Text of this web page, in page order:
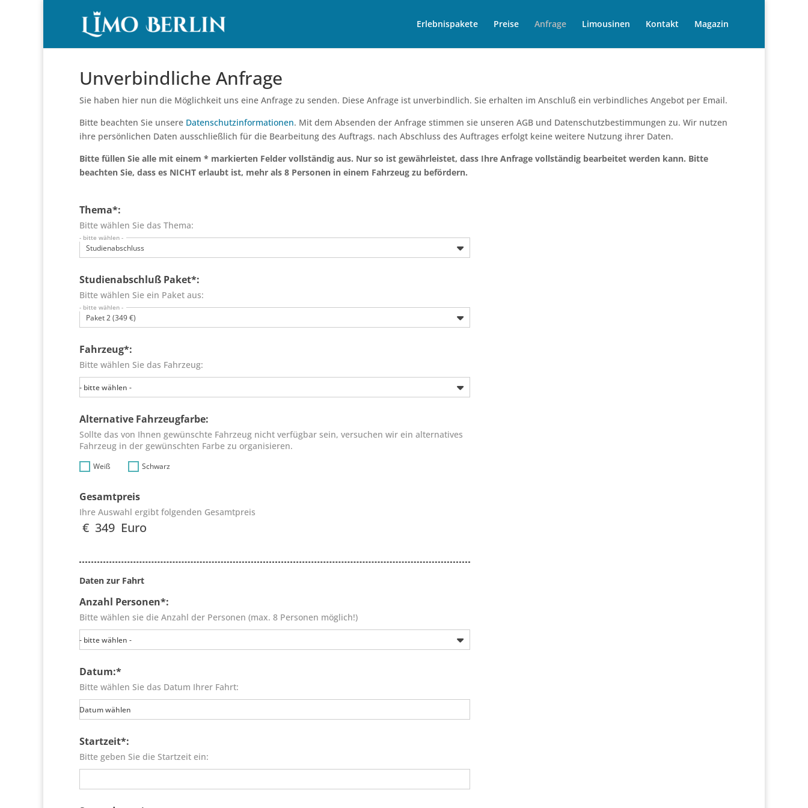
Erlebnispakete Preise Anfrage Limousinen Kontakt Magazin
Unverbindliche Anfrage
Sie haben hier nun die Möglichkeit uns eine Anfrage zu senden. Diese Anfrage ist unverbindlich. Sie erhalten im Anschluß ein verbindliches Angebot per Email.
Bitte beachten Sie unsere Datenschutzinformationen. Mit dem Absenden der Anfrage stimmen sie unseren AGB und Datenschutzbestimmungen zu. Wir nutzen
ihre persönlichen Daten ausschließlich für die Bearbeitung des Auftrags. nach Abschluss des Auftrages erfolgt keine weitere Nutzung ihrer Daten.
Bitte füllen Sie alle mit einem * markierten Felder vollständig aus. Nur so ist gewährleistet, dass Ihre Anfrage vollständig bearbeitet werden kann. Bitte
beachten Sie, dass es NICHT erlaubt ist, mehr als 8 Personen in einem Fahrzeug zu befördern.
Thema*:
Bitte wählen Sie das Thema:
Studienabschluss
- bitte wählen -
Studienabschluß Paket*:
Bitte wählen Sie ein Paket aus:
Paket 2 (349 €)
- bitte wählen -
Fahrzeug*:
Bitte wählen Sie das Fahrzeug:
- bitte wählen -
Alternative Fahrzeugfarbe:
Sollte das von Ihnen gewünschte Fahrzeug nicht verfügbar sein, versuchen wir ein alternatives
Fahrzeug in der gewünschten Farbe zu organisieren.
Weiß Schwarz
Gesamtpreis
Ihre Auswahl ergibt folgenden Gesamtpreis
€ 349 Euro
Daten zur Fahrt
Anzahl Personen*:
Bitte wählen sie die Anzahl der Personen (max. 8 Personen möglich!)
- bitte wählen -
Datum:*
Bitte wählen Sie das Datum Ihrer Fahrt:
Datum wählen
Startzeit*:
Bitte geben Sie die Startzeit ein: